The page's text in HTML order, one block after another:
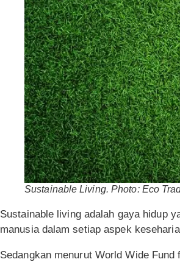
Sustainable Living. Photo: Eco
Sustainable living adalah gaya hidup
manusia dalam setiap aspek
Sedangkan menurut World Wide